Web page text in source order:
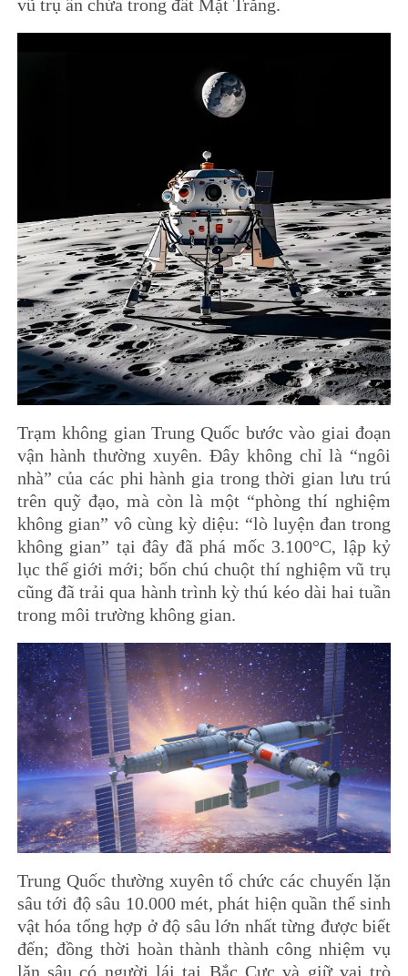
vũ trụ ẩn chứa trong đất Mặt Trăng.
Trạm không gian Trung Quốc bước vào giai đoạn
vận hành thường xuyên. Đây không chỉ là “ngôi
nhà” của các phi hành gia trong thời gian lưu trú
trên quỹ đạo, mà còn là một “phòng thí nghiệm
không gian” vô cùng kỳ diệu: “lò luyện đan trong
không gian” tại đây đã phá mốc 3.100°C, lập kỷ
lục thế giới mới; bốn chú chuột thí nghiệm vũ trụ
cũng đã trải qua hành trình kỳ thú kéo dài hai tuần
trong môi trường không gian.
Trung Quốc thường xuyên tổ chức các chuyến lặn
sâu tới độ sâu 10.000 mét, phát hiện quần thể sinh
vật hóa tổng hợp ở độ sâu lớn nhất từng được biết
đến; đồng thời hoàn thành thành công nhiệm vụ
lặn sâu có người lái tại Bắc Cực và giữ vai trò